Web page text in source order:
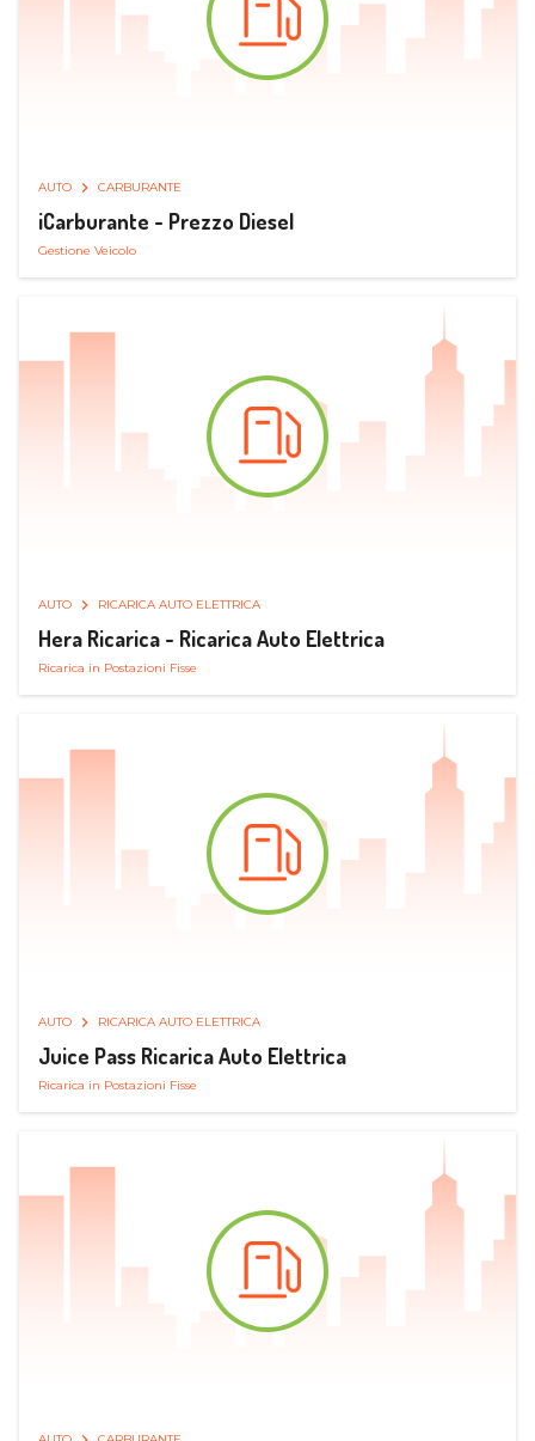
AUTO CARBURANTE
iCarburante - Prezzo Diesel
Gestione Veicolo
AUTO RICARICA AUTO ELETTRICA
Hera Ricarica - Ricarica Auto Elettrica
Ricarica in Postazioni Fisse
AUTO RICARICA AUTO ELETTRICA
Juice Pass Ricarica Auto Elettrica
Ricarica in Postazioni Fisse